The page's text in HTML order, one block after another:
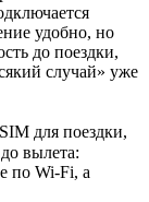
удобно, но
до поездки,
случай» уже
для поездки,
вылета:
по Wi‑Fi, а